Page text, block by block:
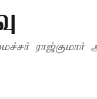
ராஜ்குமார்